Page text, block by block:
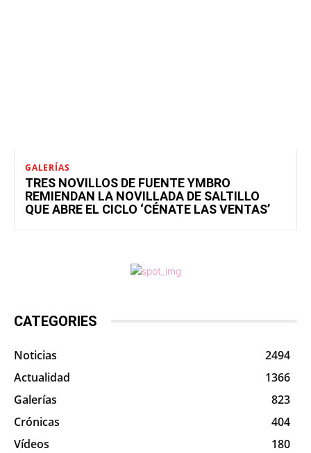
GALERÍAS
TRES NOVILLOS DE FUENTE YMBRO
REMIENDAN LA NOVILLADA DE SALTILLO
QUE ABRE EL CICLO ‘CÉNATE LAS VENTAS’
CATEGORIES
Noticias
2494
Actualidad
1366
Galerías
823
Crónicas
404
Vídeos
180